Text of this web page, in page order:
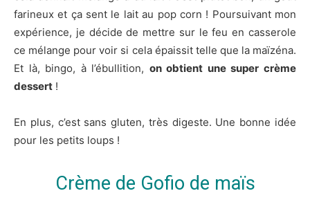
farineux et ça sent le lait au pop corn ! Poursuivant mon
expérience, je décide de mettre sur le feu en casserole
ce mélange pour voir si cela épaissit telle que la maïzéna.
Et là, bingo, à l’ébullition, on obtient une super crème
dessert !
En plus, c’est sans gluten, très digeste. Une bonne idée
pour les petits loups !
Crème de Gofio de maïs